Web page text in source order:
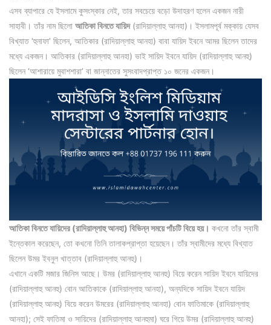
এসব ব্যাপারে যে ইসলামে কুসংস্কার নেই, তার সবচেয়ে বড়ো উদাহরণ হলেন একজন নারী
সাহাবী। তাঁর নাম ছিলো আতিকা বিনতে যায়িদ(রাদিয়াল্লাহু আনহা)। ইসলামপূর্ব মক্কায় যেসব
বিখ্যাত ‘হুনাফা’ ছিলেন, আতিকার (রাদিয়াল্লাহু আনহা) বাবা যায়িদ ইবনে আমর ছিলেন তাদের
মধ্যে একজন। আতিকার (রাদিয়াল্লাহু আনহা) ভাই সায়িদ ইবনে যায়িদ (রাদিয়াল্লাহু আনহু)
ছিলেন ‘আশারায়ে মুবাশশারা’ বা জান্নাতের সুসংবাদপ্রাপ্ত ১০ জনের একজন।
আতিকা বিনতে যায়িদের (রাদিয়াল্লাহু আনহা) বিভিন্ন সময়ে পাঁচটি বিয়ে হয়। কখনো তাঁর স্বামী
ইন্তেকাল করেছেন, তো কখনো তিনি তালাকপ্রাপ্তা হয়েছেন। তাঁর স্বামীদের মধ্যে বিখ্যাত
ছিলেন উমর ইবনুল খাত্তাব (রাদিয়াল্লাহু আনহু)।
এখানে একটি মজার জিনিস আছে। উমর (রাদিয়াল্লাহু আনহু) বিয়ে করেন সায়িদ ইবনে যায়িদের
(রাদিয়াল্লাহু আনহু) বোন আতিকাকে (রাদিয়াল্লাহু আনহা), অন্যদিকে সায়িদ ইবনে যায়িদ
(রাদিয়াল্লাহু আনহু) বিয়ে করেন উমরের (রাদিয়াল্লাহু আনহা) বোন ফাতিমাকে (রাদিয়াল্লাহু
আনহা); সেই ফাতিমা ও সায়িদের (রাদিয়াল্লাহু আনহুমা) ঘরে গিয়ে উমর (রাদিয়াল্লাহু আনহু)